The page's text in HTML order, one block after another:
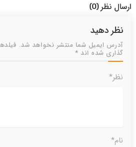
ارسال نظر (0)
نظر دهید
آدرس ایمیل شما منتشر نخواهد شد.
گذاری شده اند *
نظر*
نام*